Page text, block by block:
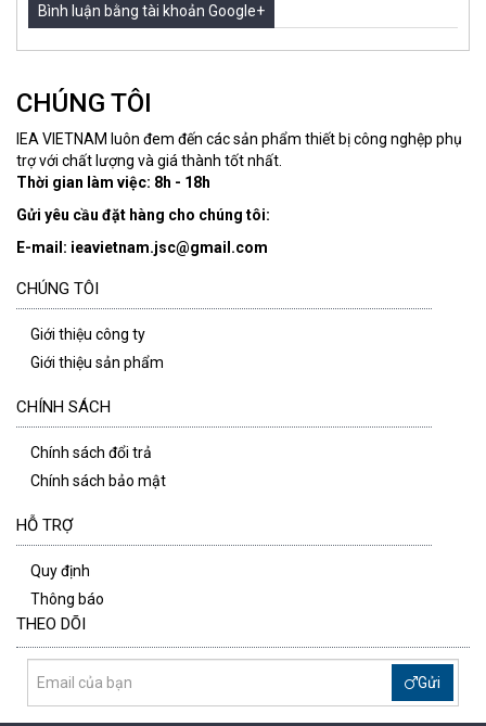
Bình luận bằng tài khoản Google+
CHÚNG TÔI
IEA VIETNAM luôn đem đến các sản phẩm thiết bị công nghệp phụ
trợ với chất lượng và giá thành tốt nhất.
Thời gian làm việc: 8h - 18h
Gửi yêu cầu đặt hàng cho chúng tôi:
E-mail: ieavietnam.jsc@gmail.com
CHÚNG TÔI
Giới thiệu công ty
Giới thiệu sản phẩm
CHÍNH SÁCH
Chính sách đổi trả
Chính sách bảo mật
HỖ TRỢ
Quy định
Thông báo
THEO DÕI
Gửi